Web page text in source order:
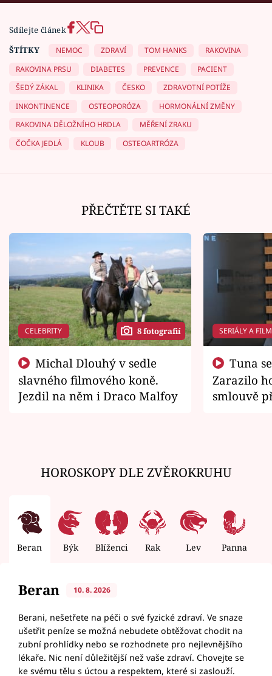
Sdílejte článek
ŠTÍTKY
NEMOC ZDRAVÍ TOM HANKS
RAKOVINA
RAKOVINA PRSU
DIABETES PREVENCE
PACIENT
ŠEDÝ ZÁKAL
KLINIKA ČESKO
ZDRAVOTNÍ POTÍŽE
INKONTINENCE
OSTEOPORÓZA
HORMONÁLNÍ ZMĚNY
RAKOVINA DĚLOŽNÍHO HRDLA
MĚŘENÍ ZRAKU
ČOČKA JEDLÁ
KLOUB OSTEOARTRÓZA
PŘEČTĚTE SI TAKÉ
CELEBRITY 8 fotografií
slavného filmového koně.
Jezdil na něm i Draco Malfoy
SERIÁLY A
Zarazilo
smlouvě
HOROSKOPY DLE ZVĚROKRUHU
Beran Býk Blíženci Rak Lev Panna
Beran 10. 8. 2026
Berani, nešetřete na péči o své fyzické zdraví. Ve snaze
ušetřit peníze se možná nebudete obtěžovat chodit na
zubní prohlídky nebo se rozhodnete pro nejlevnějšího
lékaře. Nic není důležitější než vaše zdraví. Chovejte se
ke svému tělu s úctou a respektem, které si zaslouží.